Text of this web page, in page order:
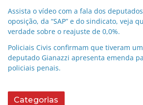
Assista o vídeo com a fala dos
oposição, da “SAP” e do sindicato, veja
verdade sobre o reajuste de 0,0%.
Policiais Civis confirmam que tiveram
deputado Gianazzi apresenta emenda
policiais penais.
Categorias